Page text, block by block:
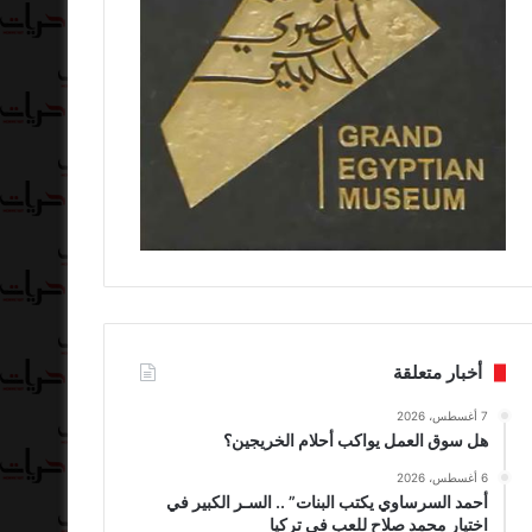
أخبار متعلقة
7 أغسطس، 2026
هل سوق العمل يواكب أحلام الخريجين؟
6 أغسطس، 2026
أحمد السرساوي يكتب البنات” .. السـر الكبير في
اختيار محمد صلاح للعب في تركيا